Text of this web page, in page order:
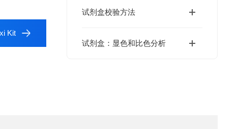
试剂盒校验方法
试剂盒：显色和比色分析
Kit